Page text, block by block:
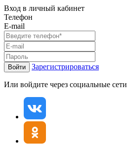
Вход в личный кабинет
Телефон
E-mail
Войти Зарегистрироваться
Или войдите через социальные сети